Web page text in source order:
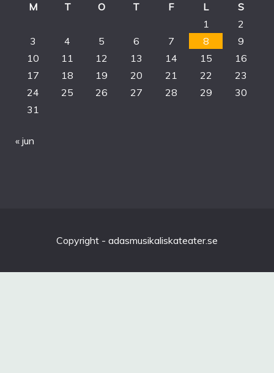
M
T O T F L
S
1
2
3
4 5 6 7 8
9
10
11 12 13 14 15
16
17
18 19 20 21 22
23
24
25 26 27 28 29
30
31
« jun
Copyright - adasmusikaliskateater.se